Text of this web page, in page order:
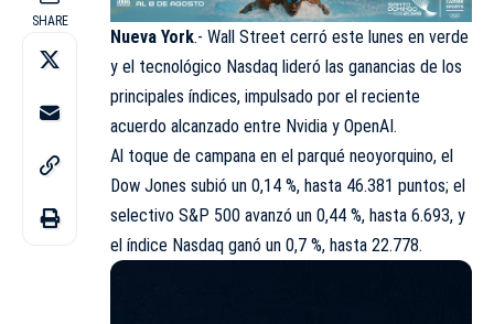
SHARE
Nueva York.- Wall Street cerró este lunes en verde
y el tecnológico Nasdaq lideró las ganancias de los
principales índices, impulsado por el reciente
acuerdo alcanzado entre Nvidia y OpenAI.
Al toque de campana en el parqué neoyorquino, el
Dow Jones subió un 0,14 %, hasta 46.381 puntos; el
selectivo S&P 500 avanzó un 0,44 %, hasta 6.693, y
el índice Nasdaq ganó un 0,7 %, hasta 22.778.